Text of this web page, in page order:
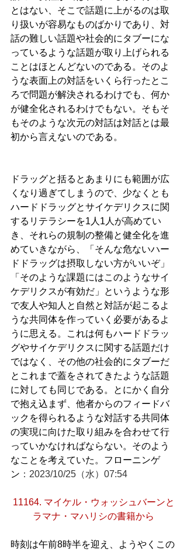
とはない、そこで話題に上がるのは取
り扱いが容易なものばかりであり、対
話の難しい話題や社会的にタブーにな
っているような話題が取り上げられる
ことはほとんどないのである。そのよ
うな表面上の対話をいくら行ったとこ
ろで問題が解決されるわけでも、何か
が健全化されるわけでもない。そもそ
もそのような次元の対話は対話とは最
初から言えないのである。
ドラッグと括るとあまりにも範囲が広
くなり過ぎてしまうので、少なくとも
ハードドラッグとサイケデリクスに関
するリテラシーを1人1人が高めてい
き、それらの規制の整備と健全化を進
めていきながら、「そんな危ないハー
ドドラッグは摂取しない方がいいぞ」
「そのような課題にはこのようなサイ
ケデリクスが有効だ」というような形
で友人や知人と自然と対話が起こるよ
うな共同体を作っていく必要があるよ
うに思える。これは何もハードドラッ
グやサイケデリクスに関する話題だけ
ではなく、その他の社会的にタブーだ
とこれまで蓋をされてきたような話題
に対しても同じである。とにかく自分
で抱え込まず、他者からのフィードバ
ックを得られるような対話する共同体
の実現に向けた取り組みを合わせて行
っていかなければならない。そのよう
なことを考えていた。フローニンゲ
ン ：2023/10/25（水）07:54
11164. マイケル・ウォッシュバーンと
ラマナ・マハリシの書籍から
時刻は午前8時半を迎え、ようやくこの